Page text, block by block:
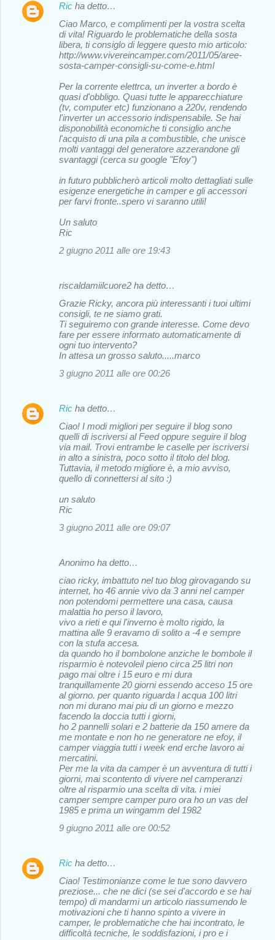
Ric ha detto…
Ciao Marco, e complimenti per la vostra scelta
di vita! Riguardo le problematiche della sosta
libera, ti consiglo di leggere questo mio articolo:
http://www.vivereincamper.com/2011/05/aree-
sosta-camper-consigli-su-come-e.html
Per la corrente elettrca, un inverter a bordo è
quasi d'obbligo. Quasi tutte le apparecchiature
(tv, computer etc) funzionano a 220v, rendendo
l'inverter un accessorio indispensabile. Se hai
disponobilità economiche ti consiglio anche
l'acquisto di una pila a combustible, che unisce
molti vantaggi del generatore azzerandone gli
svantaggi (cerca su google "Efoy")
in futuro pubblicherò articoli molto dettagliati sulle
esigenze energetiche in camper e gli accessori
per farvi fronte..spero vi saranno utili!
Un saluto
Ric
2 giugno 2011 alle ore 19:43
riscaldamiilcuore2 ha detto…
Grazie Ricky, ancora più interessanti i tuoi ultimi
consigli, te ne siamo grati.
Ti seguiremo con grande interesse. Come devo
fare per essere informato automaticamente di
ogni tuo intervento?
In attesa un grosso saluto.....marco
3 giugno 2011 alle ore 00:26
Ric ha detto…
Ciao! I modi migliori per seguire il blog sono
quelli di iscriversi al Feed oppure seguire il blog
via mail. Trovi entrambe le caselle per iscriversi
in alto a sinistra, poco sotto il titolo del blog.
Tuttavia, il metodo migliore è, a mio avviso,
quello di connettersi al sito :)
un saluto
Ric
3 giugno 2011 alle ore 09:07
Anonimo ha detto…
ciao ricky, imbattuto nel tuo blog girovagando su
internet, ho 46 annie vivo da 3 anni nel camper
non potendomi permettere una casa, causa
malattia ho perso il lavoro,
vivo a rieti e qui l'inverno è molto rigido, la
mattina alle 9 eravamo di solito a -4 e sempre
con la stufa accesa.
da quando ho il bombolone anziche le bombole il
risparmio è notevoleil pieno circa 25 litri non
pago mai oltre i 15 euro e mi dura
tranquillamente 20 giorni essendo acceso 15 ore
al giorno. per quanto riguarda l acqua 100 litri
non mi durano mai piu di un giorno e mezzo
facendo la doccia tutti i giorni,
ho 2 pannelli solari e 2 batterie da 150 amere da
me montate e non ho ne generatore ne efoy, il
camper viaggia tutti i week end erche lavoro ai
mercatini.
Per me la vita da camper è un avventura di tutti i
giorni, mai scontento di vivere nel camperanzi
oltre al risparmio una scelta di vita. i miei
camper sempre camper puro ora ho un vas del
1985 e prima un wingamm del 1982
9 giugno 2011 alle ore 00:52
Ric ha detto…
Ciao! Testimonianze come le tue sono davvero
preziose... che ne dici (se sei d'accordo e se hai
tempo) di mandarmi un articolo riassumendo le
motivazioni che ti hanno spinto a vivere in
camper, le problematiche che hai incontrato, le
difficoltà tecniche, le soddisfazioni, i pro e i